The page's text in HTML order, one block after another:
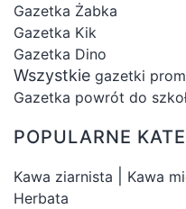
Gazetka Żabka
Gazetka Kik
Gazetka Dino
Wszystkie gazetki
Gazetka powrót do
POPULARNE
Kawa ziarnista Kawa
Herbata